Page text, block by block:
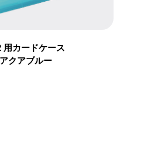
カードケース
クアブルー